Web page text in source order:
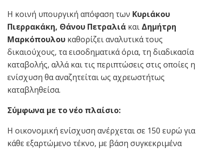
Η κοινή υπουργική απόφαση των Κυριάκου
Πιερρακάκη, Θάνου Πετραλιά και Δημήτρη
Μαρκόπουλου καθορίζει αναλυτικά τους
δικαιούχους, τα εισοδηματικά όρια, τη διαδικασία
καταβολής, αλλά και τις περιπτώσεις στις οποίες η
ενίσχυση θα αναζητείται ως αχρεωστήτως
καταβληθείσα.
Σύμφωνα με το νέο πλαίσιο:
Η οικονομική ενίσχυση ανέρχεται σε 150 ευρώ για
κάθε εξαρτώμενο τέκνο, με βάση συγκεκριμένα